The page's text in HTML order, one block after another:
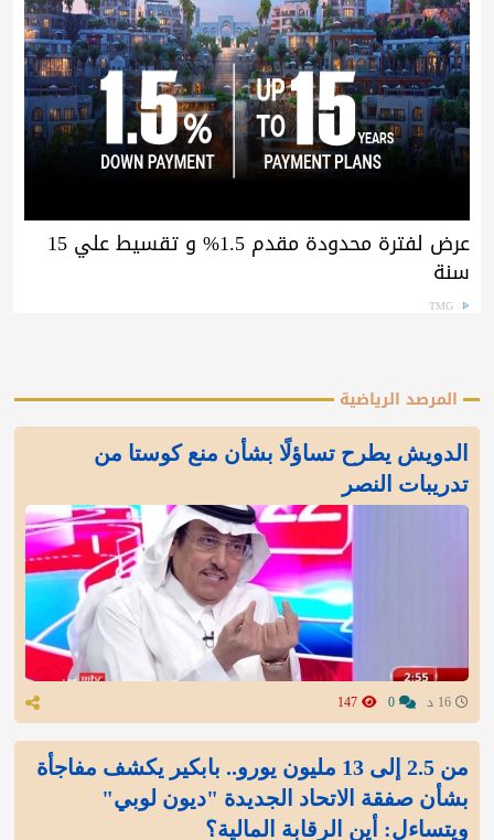
عرض لفترة محدودة مقدم 1.5% و تقسيط علي 15
سنة
TMG
المرصد الرياضية
الدويش يطرح تساؤلًا بشأن منع كوستا من
تدريبات النصر
من 2.5 إلى 13 مليون يورو.. بابكير يكشف مفاجأة
بشأن صفقة الاتحاد الجديدة "ديون لوبي"
ويتساءل: أين الرقابة المالية؟